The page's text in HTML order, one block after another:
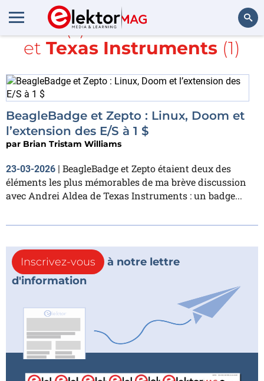
Rechercher
Article(s) avec la balise
LoRa
et Texas Instruments (1)
BeagleBadge et Zepto : Linux, Doom et
l’extension des E/S à 1 $
par Brian Tristam Williams
23-03-2026 | BeagleBadge et Zepto étaient deux des
éléments les plus mémorables de ma brève discussion
avec Andrei Aldea de Texas Instruments : un badge...
Inscrivez-vous
à notre lettre
d'information